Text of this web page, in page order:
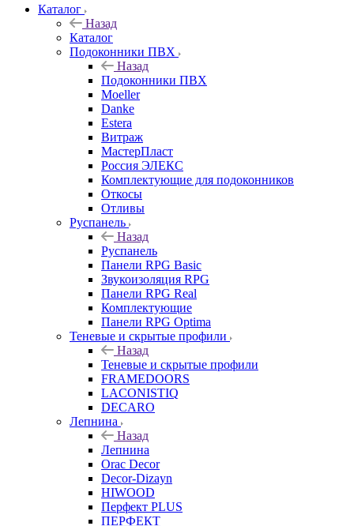
Каталог
Назад
Каталог
Подоконники ПВХ
Назад
Подоконники ПВХ
Moeller
Danke
Estera
Витраж
МастерПласт
Россия ЭЛЕКС
Комплектующие для подоконников
Откосы
Отливы
Руспанель
Назад
Руспанель
Панели RPG Basic
Звукоизоляция RPG
Панели RPG Real
Комплектующие
Панели RPG Optima
Теневые и скрытые профили
Назад
Теневые и скрытые профили
FRAMEDOORS
LACONISTIQ
DECARO
Лепнина
Назад
Лепнина
Orac Decor
Decor-Dizayn
HIWOOD
Перфект PLUS
ПЕРФЕКТ